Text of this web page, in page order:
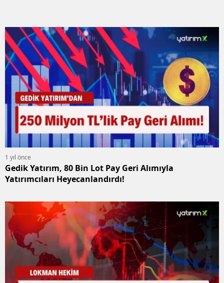
1 yıl önce
Gedik Yatırım, 80 Bin Lot Pay Geri Alımıyla
Yatırımcıları Heyecanlandırdı!